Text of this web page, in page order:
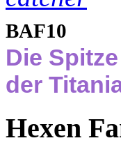
BAF10
Die Spitze
der
Hexen